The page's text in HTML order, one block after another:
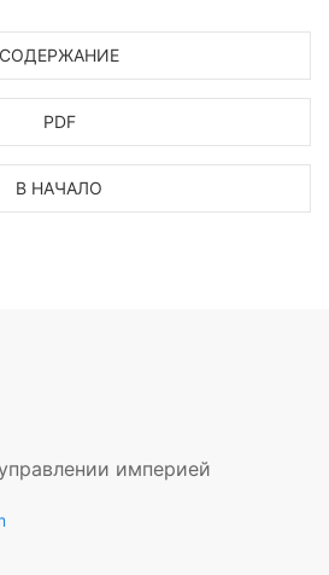
СОДЕРЖАНИЕ
PDF
В НАЧАЛО
империей